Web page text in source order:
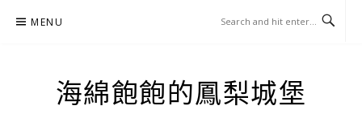
MENU
海綿飽飽的鳳梨城堡